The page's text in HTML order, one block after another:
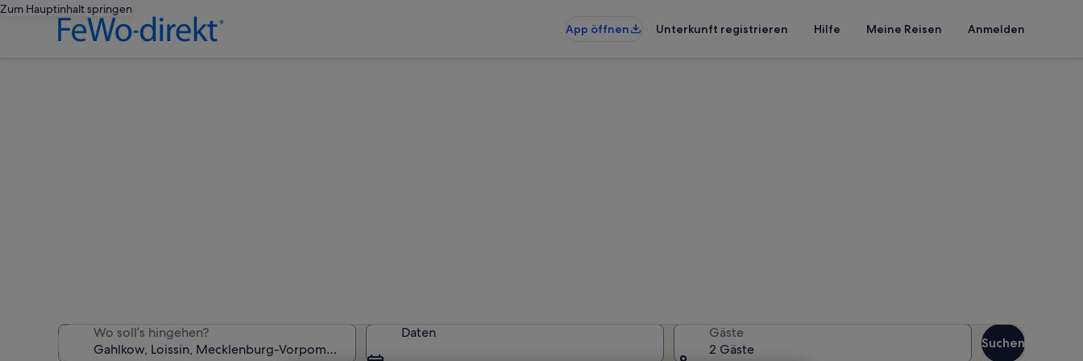
Zum Hauptinhalt springen
App öffnen
Unterkunft registrieren Hilfe Meine Reisen Anmelden
Wo soll’s hingehen? Daten
Gäste
2 Gäste
Suchen